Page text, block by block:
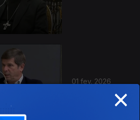
01 fev. 2026 ×